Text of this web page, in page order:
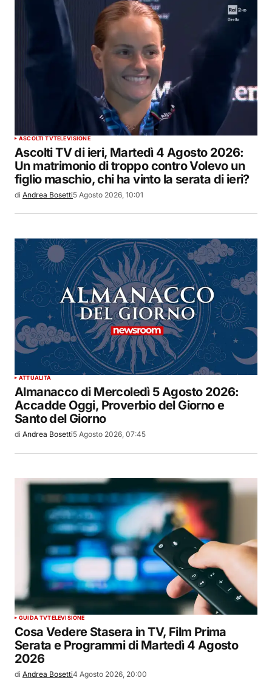
ASCOLTI TVTELEVISIONE
Ascolti TV di ieri, Martedì 4 Agosto 2026:
Un matrimonio di troppo contro Volevo un
figlio maschio, chi ha vinto la serata di ieri?
di Andrea Bosetti5 Agosto 2026, 10:01
ATTUALITÀ
Almanacco di Mercoledì 5 Agosto 2026:
Accadde Oggi, Proverbio del Giorno e
Santo del Giorno
di Andrea Bosetti5 Agosto 2026, 07:45
GUIDA TVTELEVISIONE
Cosa Vedere Stasera in TV, Film Prima
Serata e Programmi di Martedì 4 Agosto
2026
di Andrea Bosetti4 Agosto 2026, 20:00